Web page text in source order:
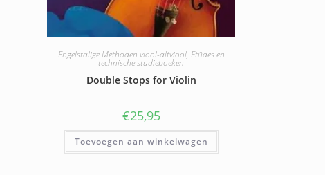
Engelstalige Methoden viool-altviool, Etüdes en
technische studieboeken
Double Stops for Violin
€25,95
Toevoegen aan winkelwagen